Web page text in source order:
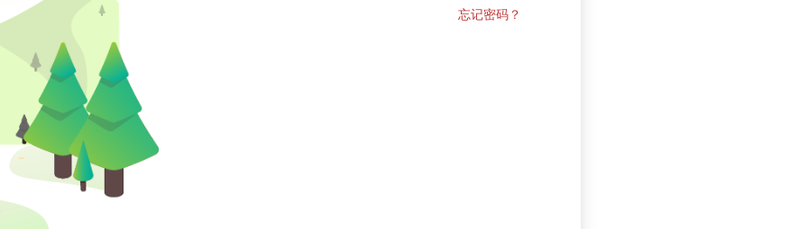
忘记密码？